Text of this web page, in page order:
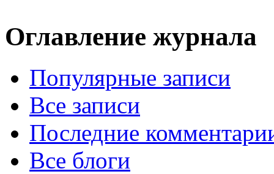
Оглавление журнала
Популярные записи
Все записи
Последние
Все блоги